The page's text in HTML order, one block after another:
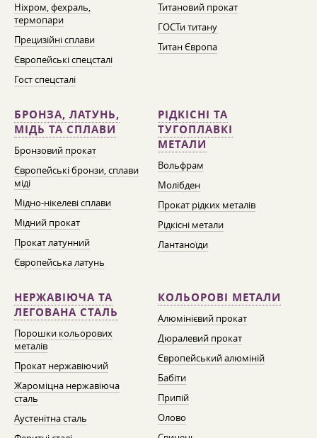
Ніхром, фехраль,
термопари
Прецизійні сплави
Європейські спецсталі
Гост спецсталі
Титановий прокат
ГОСТи титану
Титан Європа
БРОНЗА, ЛАТУНЬ,
МІДЬ ТА СПЛАВИ
Бронзовий прокат
Європейські бронзи, сплави
міді
Мідно-нікелеві сплави
Мідний прокат
Прокат латунний
Європейська латунь
РІДКІСНІ ТА
ТУГОПЛАВКІ
МЕТАЛИ
Вольфрам
Молібден
Прокат рідких металів
Рідкісні метали
Лантаноїди
НЕРЖАВІЮЧА ТА
ЛЕГОВАНА СТАЛЬ
Порошки кольорових
металів
Прокат нержавіючий
Жароміцна нержавіюча
сталь
Аустенітна сталь
КОЛЬОРОВІ МЕТАЛИ
Алюмінієвий прокат
Дюралевий прокат
Європейський алюміній
Бабіти
Припій
Олово